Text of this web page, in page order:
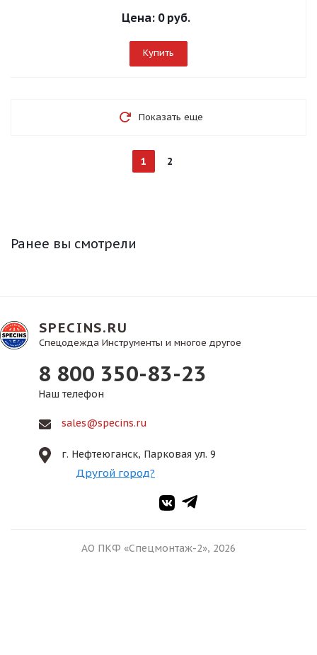
Цена: 0 руб.
Купить
Показать еще
1 2
Ранее вы смотрели
SPECINS.RU
Спецодежда Инструменты и многое другое
8 800 350-83-23
Наш телефон
sales@specins.ru
г. Нефтеюганск, Парковая ул. 9
Другой город?
АО ПКФ «Спецмонтаж-2», 2026